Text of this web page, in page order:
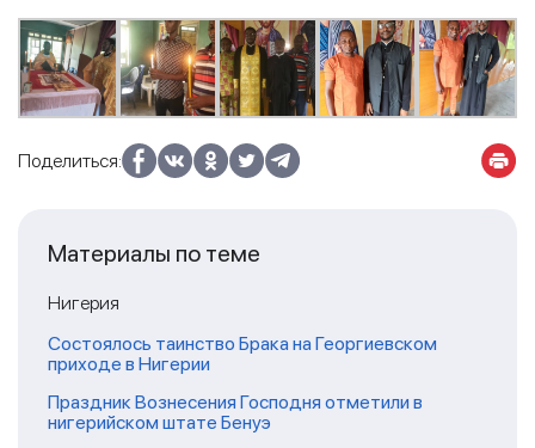
Поделиться:
Материалы по теме
Нигерия
Состоялось таинство Брака на Георгиевском
приходе в Нигерии
Праздник Вознесения Господня отметили в
нигерийском штате Бенуэ